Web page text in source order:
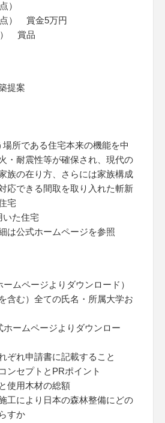
）
） 賞金5万円
） 賞品
提案
場所である住宅本来の機能を中
・耐震性等が確保され、現代の
族の在り方、さらには家族構成
応できる間取を取り入れた斬新
宅
いた住宅
は公式ホームページを参照
ムページよりダウンロード）
含む）全ての氏名・所属大学お
ホームページよりダウンロー
ぞれ申請書に記載すること
ンセプトとPRポイント
使用木材の総額
工により日本の森林整備にどの
すか